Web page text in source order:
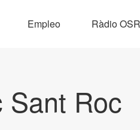
Empleo Ràdio OSR
Sant Roc